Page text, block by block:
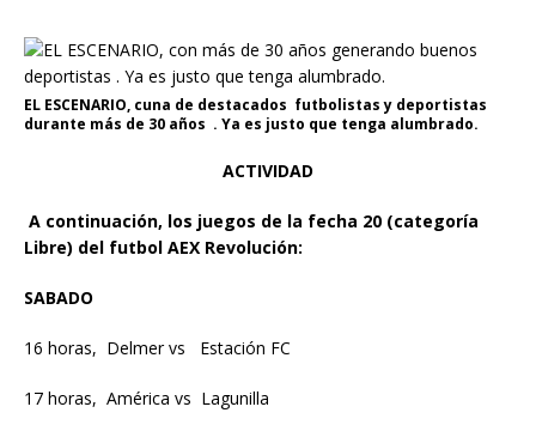
EL ESCENARIO, cuna de destacados futbolistas y deportistas
durante más de 30 años . Ya es justo que tenga alumbrado.
ACTIVIDAD
A continuación, los juegos de la fecha 20 (categoría
Libre) del futbol AEX Revolución:
SABADO
16 horas, Delmer vs Estación FC
17 horas, América vs Lagunilla